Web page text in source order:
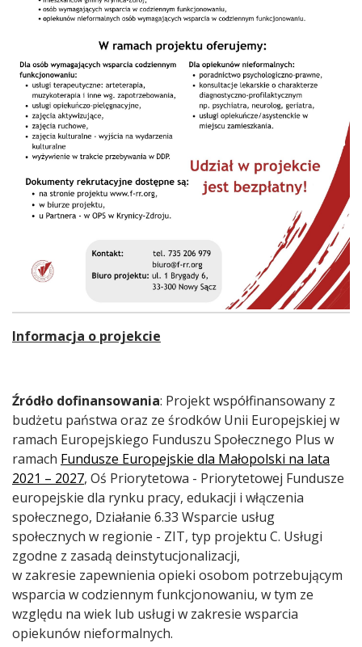
Treść
Informacja o projekcie
Źródło dofinansowania: Projekt współfinansowany z
budżetu państwa oraz ze środków Unii Europejskiej w
ramach Europejskiego Funduszu Społecznego Plus w
ramach Fundusze Europejskie dla Małopolski na lata
2021 – 2027, Oś Priorytetowa - Priorytetowej Fundusze
europejskie dla rynku pracy, edukacji i włączenia
społecznego, Działanie 6.33 Wsparcie usług
społecznych w regionie - ZIT, typ projektu C. Usługi
zgodne z zasadą deinstytucjonalizacji,
w zakresie zapewnienia opieki osobom potrzebującym
wsparcia w codziennym funkcjonowaniu, w tym ze
względu na wiek lub usługi w zakresie wsparcia
opiekunów nieformalnych.